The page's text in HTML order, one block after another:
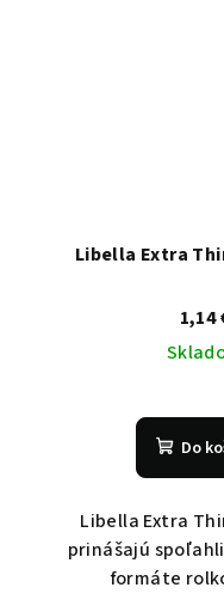
Libella Extra
1,14
Do
Libella Extra
prinášajú
formáte